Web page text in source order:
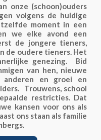
onze (schoon)ouders
volgens de huidige
moment in een
we elke avond een
de jongere tieners,
de oudere tieners. Het
genezing. Bid
van hen, nieuwe
en groei en
Trouwens, school
restricties. Dat
kansen voor ons als
ons staan als familie